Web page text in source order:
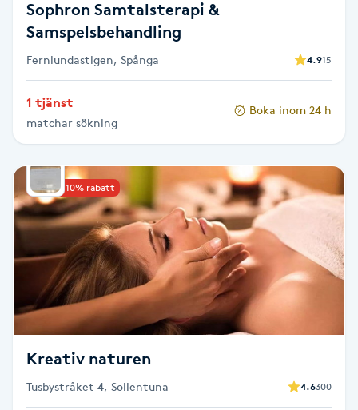
Fransk manikyr
Fransrengöring
Frekvensterapi
Friskvårdsmassage
Funktionsanalys
Färgning
Sophron Samtalsterapi &
Samspelsbehandling
Fernlundastigen, Spånga 4.915
1 tjänst
matchar sökning
Boka inom 24 h
Upp till 10% rabatt
Kreativ naturen
Tusbystråket 4, Sollentuna 4.6300